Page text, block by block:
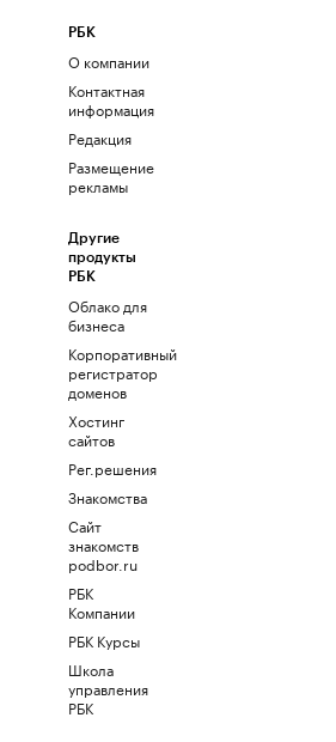
РБК
О компании
Контактная
информация
Редакция
Размещение
рекламы
Другие
продукты
РБК
Облако для
бизнеса
Корпоративный
регистратор
доменов
Хостинг
сайтов
Рег.решения
Знакомства
Сайт
знакомств
podbor.ru
РБК
Компании
РБК Курсы
Школа
управления
РБК